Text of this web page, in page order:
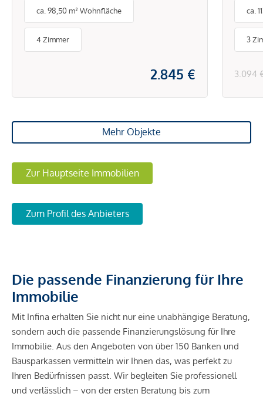
ca. 98,50 m² Wohnfläche
4 Zimmer
2.845 €
ca.
3
3.094
Mehr Objekte
Zur Hauptseite Immobilien
Zum Profil des Anbieters
Die passende Finanzierung für Ihre
Immobilie
Mit Infina erhalten Sie nicht nur eine unabhängige Beratung,
sondern auch die passende Finanzierungslösung für Ihre
Immobilie. Aus den Angeboten von über 150 Banken und
Bausparkassen vermitteln wir Ihnen das, was perfekt zu
Ihren Bedürfnissen passt. Wir begleiten Sie professionell
und verlässlich – von der ersten Beratung bis zum